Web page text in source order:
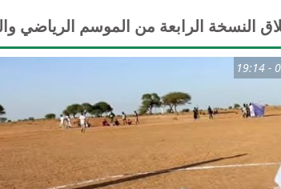
النسخة الرابعة من الموسم الرياضي